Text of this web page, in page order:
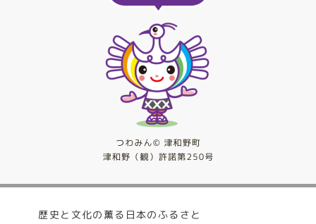
歴史と文化の薫る日本のふるさと